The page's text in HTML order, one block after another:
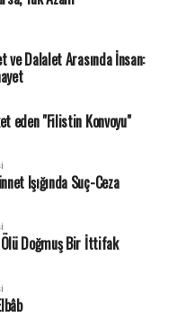
ve Dalalet Arasında İnsan:
eden "Filistin Konvoyu"
Işığında Suç-Ceza
Doğmuş Bir İttifak